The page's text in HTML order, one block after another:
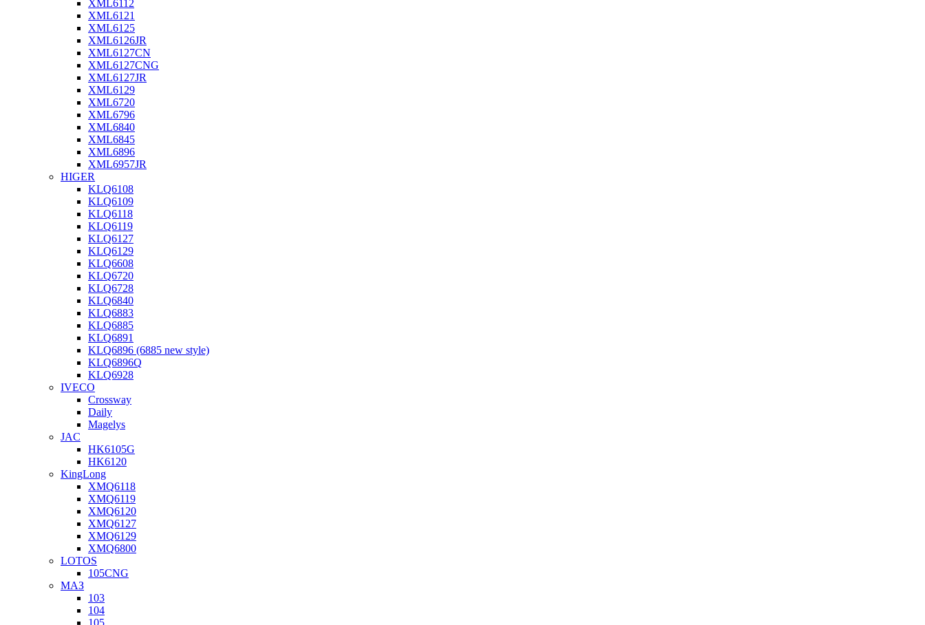
XML6112
XML6121
XML6125
XML6126JR
XML6127CN
XML6127CNG
XML6127JR
XML6129
XML6720
XML6796
XML6840
XML6845
XML6896
XML6957JR
HIGER
KLQ6108
KLQ6109
KLQ6118
KLQ6119
KLQ6127
KLQ6129
KLQ6608
KLQ6720
KLQ6728
KLQ6840
KLQ6883
KLQ6885
KLQ6891
KLQ6896 (6885 new style)
KLQ6896Q
KLQ6928
IVECO
Crossway
Daily
Magelys
JAC
HK6105G
HK6120
KingLong
XMQ6118
XMQ6119
XMQ6120
XMQ6127
XMQ6129
XMQ6800
LOTOS
105CNG
МАЗ
103
104